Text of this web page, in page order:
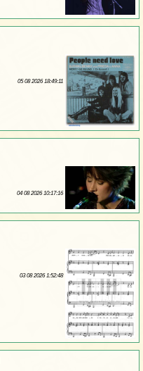
05 08 2026 18:49:11
04 08 2026 10:17:16
03 08 2026 1:52:48